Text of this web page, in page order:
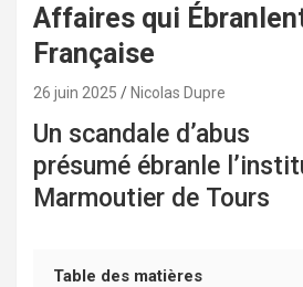
Affaires qui
Française
26 juin 2025 Nicolas Dupre
Un scandale d’abus
présumé ébranle
Marmoutier de Tours
Table des matières